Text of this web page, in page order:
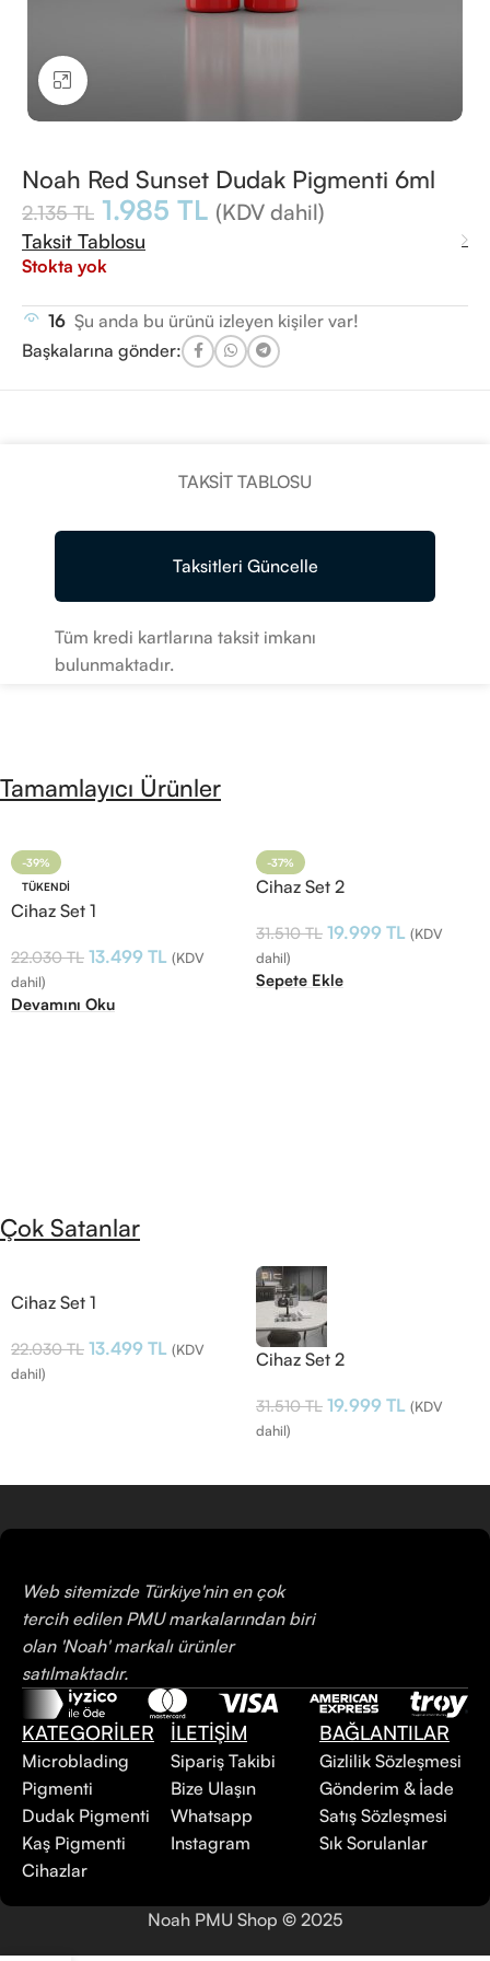
Büyütmek için tıklayın
Noah Red Sunset Dudak Pigmenti 6ml
2.135TL 1.985 TL (KDV dahil)
Taksit Tablosu
Stokta yok
16 Şu anda bu ürünü izleyen kişiler var!
Başkalarına gönder:
TAKSIT TABLOSU
Taksitleri Güncelle
Tüm kredi kartlarına taksit imkanı
bulunmaktadır.
Tamamlayıcı Ürünler
-39%
TÜKENDI
Cihaz Set 1
22.030TL 13.499 TL (KDV
dahil)
Devamını Oku
-37%
Cihaz Set 2
31.510TL 19.999 TL (KDV
dahil)
Sepete Ekle
Çok Satanlar
Cihaz Set 1
22.030TL 13.499 TL (KDV
dahil)
Cihaz Set 2
31.510TL 19.999 TL (KDV
dahil)
Web sitemizde Türkiye'nin en çok
tercih edilen PMU markalarından biri
olan 'Noah' markalı ürünler
satılmaktadır.
KATEGORİLER
Microblading
Pigmenti
Dudak Pigmenti
Kaş Pigmenti
Cihazlar
İLETİŞİM
Sipariş Takibi
Bize Ulaşın
Whatsapp
Instagram
BAĞLANTILAR
Gizlilik Sözleşmesi
Gönderim & İade
Satış Sözleşmesi
Sık Sorulanlar
Noah PMU Shop © 2025